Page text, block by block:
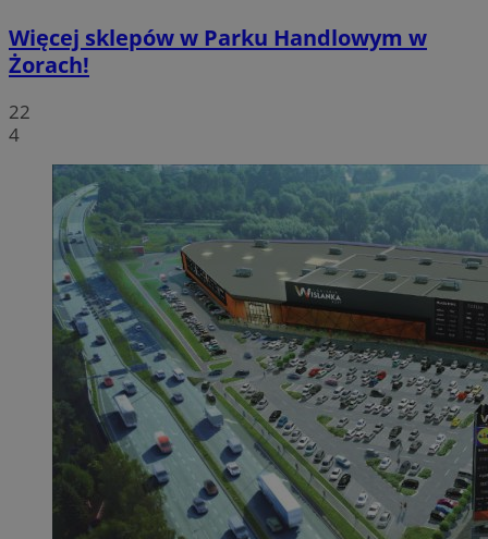
Więcej sklepów w Parku Handlowym w
Żorach!
22
4